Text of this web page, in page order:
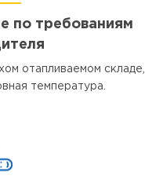
по требованиям
отапливаемом складе,
температура.